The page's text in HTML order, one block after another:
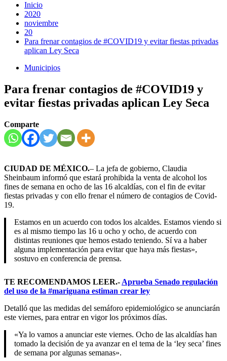
Inicio
2020
noviembre
20
Para frenar contagios de #COVID19 y evitar fiestas privadas
aplican Ley Seca
Municipios
Para frenar contagios de #COVID19 y
evitar fiestas privadas aplican Ley Seca
Comparte
CIUDAD DE MÉXICO.– La jefa de gobierno, Claudia
Sheinbaum informó que estará prohibida la venta de alcohol los
fines de semana en ocho de las 16 alcaldías, con el fin de evitar
fiestas privadas y con ello frenar el número de contagios de Covid-
19.
Estamos en un acuerdo con todos los alcaldes. Estamos viendo si
es al mismo tiempo las 16 u ocho y ocho, de acuerdo con
distintas reuniones que hemos estado teniendo. Sí va a haber
alguna implementación para evitar que haya más fiestas»,
sostuvo en conferencia de prensa.
TE RECOMENDAMOS LEER.- Aprueba Senado regulación
del uso de la #mariguana estiman crear ley
Detalló que las medidas del semáforo epidemiológico se anunciarán
este viernes, para entrar en vigor los próximos días.
«Ya lo vamos a anunciar este viernes. Ocho de las alcaldías han
tomado la decisión de ya avanzar en el tema de la ‘ley seca’ fines
de semana por algunas semanas».